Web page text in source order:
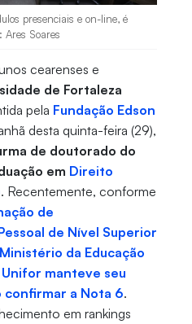
presenciais e on-line, é
Ares Soares
cearenses e
de Fortaleza
pela Fundação Edson
desta quinta-feira (29),
de doutorado do
em Direito
. Recentemente, conforme
de
de Nível Superior
da Educação
manteve seu
confirmar a Nota 6.
em rankings